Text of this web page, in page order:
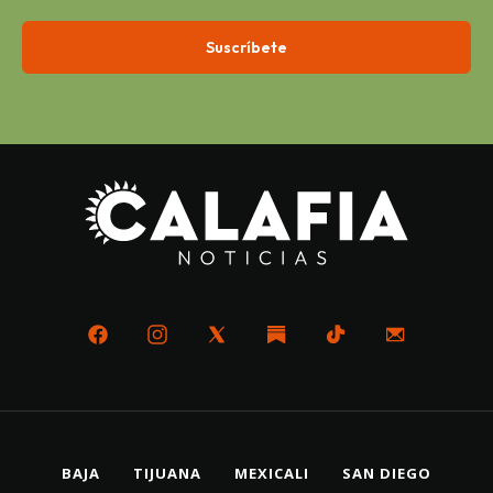
BAJA TIJUANA MEXICALI SAN DIEGO